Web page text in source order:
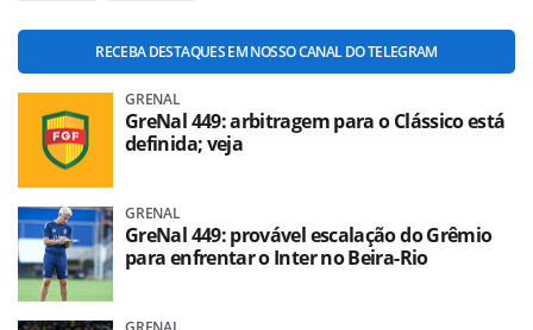
RECEBA DESTAQUES EM NOSSO CANAL DO TELEGRAM
GRENAL
GreNal 449: arbitragem para o Clássico está
definida; veja
GRENAL
GreNal 449: provável escalação do Grêmio
para enfrentar o Inter no Beira-Rio